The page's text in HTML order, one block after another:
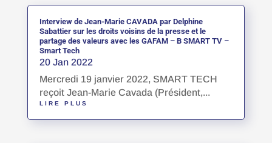
Interview de Jean-Marie CAVADA par Delphine
Sabattier sur les droits voisins de la presse et le
partage des valeurs avec les GAFAM – B SMART TV –
Smart Tech
20 Jan 2022
Mercredi 19 janvier 2022, SMART TECH
reçoit Jean-Marie Cavada (Président,...
LIRE PLUS